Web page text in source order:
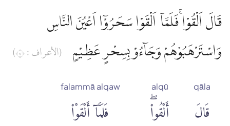
قَالَ اَلْقُوْاۚ فَلَمَّآ اَلْقَوْا سَحَرُوْٓا اَعْيُنَ النَّاسِ
وَاسْتَرْهَبُوْهُمْ وَجَاۤءُوْ بِسِحْرٍ عَظِيْمٍ
(الأعراف : ٧)
qāla
قَالَ
alqū
أَلْقُوا۟ۖ
falammā alqaw
فَلَمَّآ أَلْقَوْا۟